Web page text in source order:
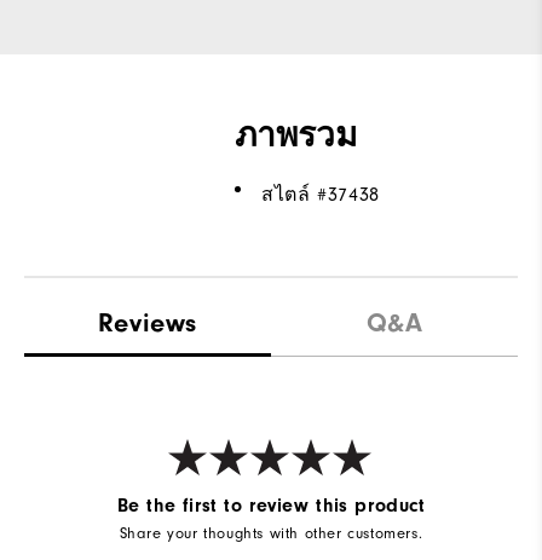
ภาพรวม
สไตล์ #37438
Reviews Q&A
Be the first to review this product
Share your thoughts with other customers.